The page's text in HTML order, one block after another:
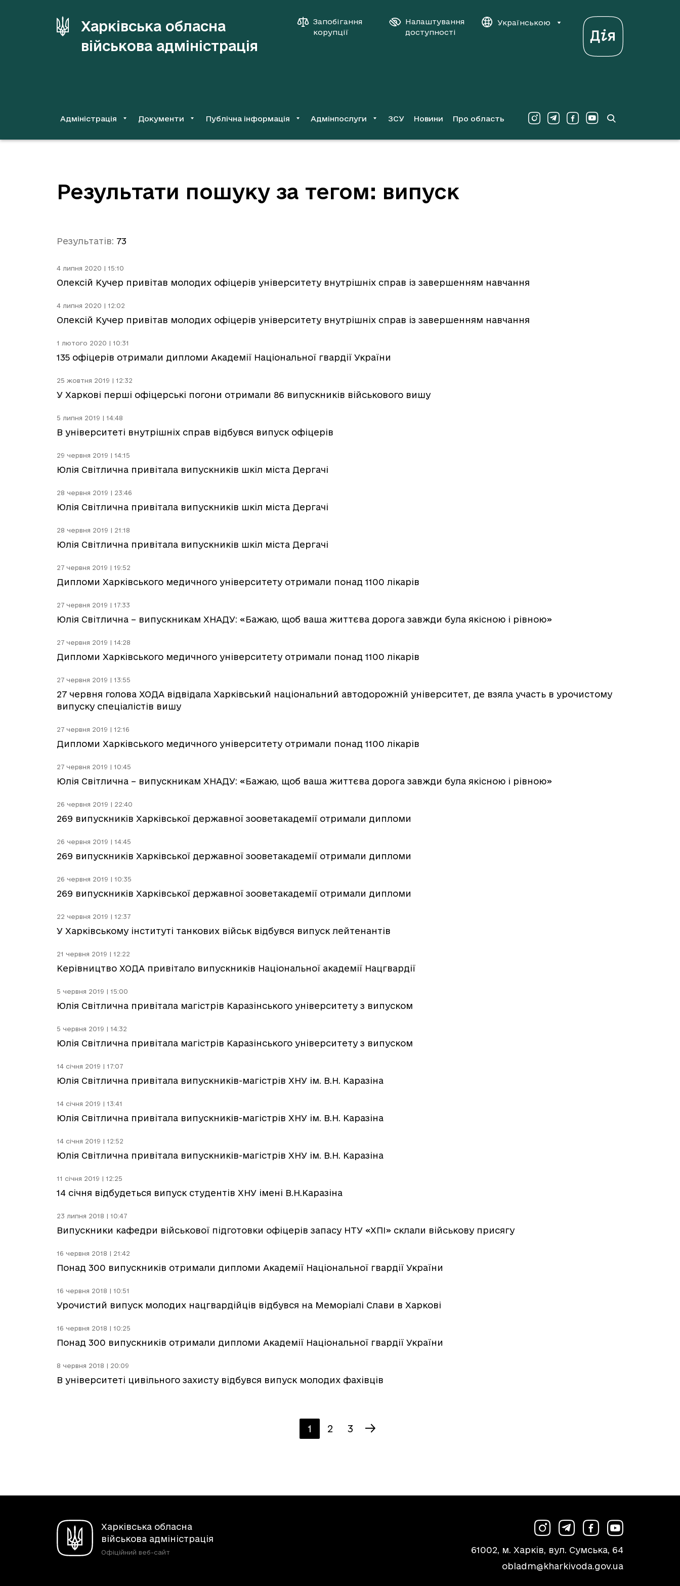
Харківська обласна
військова адміністрація
Запобігання
корупції
Налаштування
доступності
Українською
Адміністрація Документи Публічна інформація Адмінпослуги ЗСУ Новини Про область
Результати пошуку за тегом: випуск
Результатів: 73
4 липня 2020 | 15:10
Олексій Кучер привітав молодих офіцерів університету внутрішніх справ із завершенням навчання
4 липня 2020 | 12:02
Олексій Кучер привітав молодих офіцерів університету внутрішніх справ із завершенням навчання
1 лютого 2020 | 10:31
135 офіцерів отримали дипломи Академії Національної гвардії України
25 жовтня 2019 | 12:32
У Харкові перші офіцерські погони отримали 86 випускників військового вишу
5 липня 2019 | 14:48
В університеті внутрішніх справ відбувся випуск офіцерів
29 червня 2019 | 14:15
Юлія Світлична привітала випускників шкіл міста Дергачі
28 червня 2019 | 23:46
Юлія Світлична привітала випускників шкіл міста Дергачі
28 червня 2019 | 21:18
Юлія Світлична привітала випускників шкіл міста Дергачі
27 червня 2019 | 19:52
Дипломи Харківського медичного університету отримали понад 1100 лікарів
27 червня 2019 | 17:33
Юлія Світлична – випускникам ХНАДУ: «Бажаю, щоб ваша життєва дорога завжди була якісною і рівною»
27 червня 2019 | 14:28
Дипломи Харківського медичного університету отримали понад 1100 лікарів
27 червня 2019 | 13:55
27 червня голова ХОДА відвідала Харківський національний автодорожній університет, де взяла участь в урочистому
випуску спеціалістів вишу
27 червня 2019 | 12:16
Дипломи Харківського медичного університету отримали понад 1100 лікарів
27 червня 2019 | 10:45
Юлія Світлична – випускникам ХНАДУ: «Бажаю, щоб ваша життєва дорога завжди була якісною і рівною»
26 червня 2019 | 22:40
269 випускників Харківської державної зооветакадемії отримали дипломи
26 червня 2019 | 14:45
269 випускників Харківської державної зооветакадемії отримали дипломи
26 червня 2019 | 10:35
269 випускників Харківської державної зооветакадемії отримали дипломи
22 червня 2019 | 12:37
У Харківському інституті танкових військ відбувся випуск лейтенантів
21 червня 2019 | 12:22
Керівництво ХОДА привітало випускників Національної академії Нацгвардії
5 червня 2019 | 15:00
Юлія Світлична привітала магістрів Каразінського університету з випуском
5 червня 2019 | 14:32
Юлія Світлична привітала магістрів Каразінського університету з випуском
14 січня 2019 | 17:07
Юлія Світлична привітала випускників-магістрів ХНУ ім. В.Н. Каразіна
14 січня 2019 | 13:41
Юлія Світлична привітала випускників-магістрів ХНУ ім. В.Н. Каразіна
14 січня 2019 | 12:52
Юлія Світлична привітала випускників-магістрів ХНУ ім. В.Н. Каразіна
11 січня 2019 | 12:25
14 січня відбудеться випуск студентів ХНУ імені В.Н.Каразіна
23 липня 2018 | 10:47
Випускники кафедри військової підготовки офіцерів запасу НТУ «ХПІ» склали військову присягу
16 червня 2018 | 21:42
Понад 300 випускників отримали дипломи Академії Національної гвардії України
16 червня 2018 | 10:51
Урочистий випуск молодих нацгвардійців відбувся на Меморіалі Слави в Харкові
16 червня 2018 | 10:25
Понад 300 випускників отримали дипломи Академії Національної гвардії України
8 червня 2018 | 20:09
В університеті цивільного захисту відбувся випуск молодих фахівців
1 2 3
Харківська обласна
військова адміністрація
Офіційний веб-сайт
61002, м. Харків, вул. Сумська, 64
obladm@kharkivoda.gov.ua